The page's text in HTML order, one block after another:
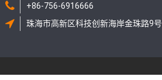
+86-756-6916666
珠海市高新区科技创新海岸金珠路9号